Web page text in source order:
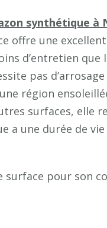
synthétique à
offre une
d’entretien
pas
région
surfaces, elle
a une durée de
surface pour son